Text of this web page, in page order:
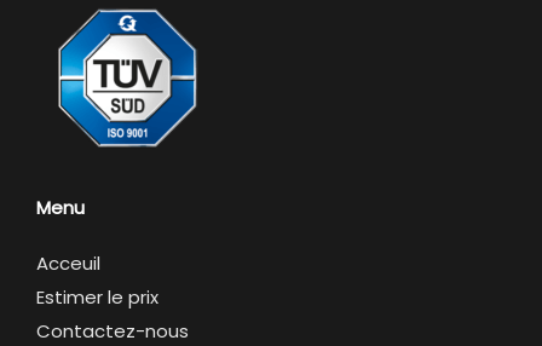
Menu
Acceuil
Estimer le prix
Contactez-nous